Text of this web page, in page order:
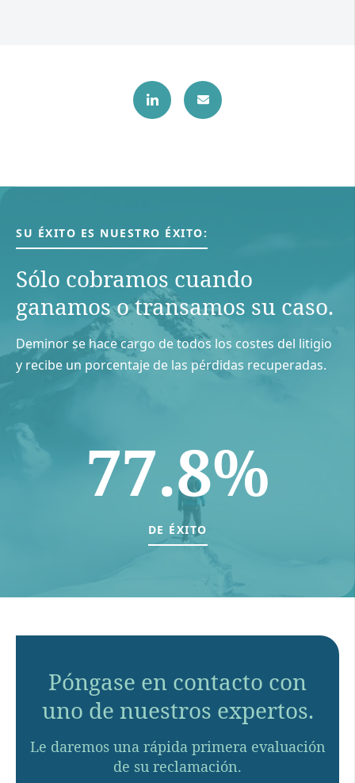
SU ÉXITO ES NUESTRO ÉXITO:
Sólo cobramos cuando
ganamos o transamos su caso.
Deminor se hace cargo de todos los costes del litigio
y recibe un porcentaje de las pérdidas recuperadas.
77.8%
DE ÉXITO
Póngase en contacto con
uno de nuestros expertos.
Le daremos una rápida primera evaluación
de su reclamación.